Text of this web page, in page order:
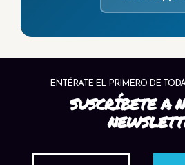
ENTÉRATE EL PRIMERO DE
SUSCRÍBETE A